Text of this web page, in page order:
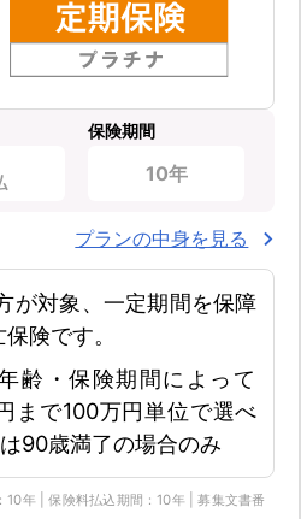
保険期間
10年
プランの中身を見る
が対象、一定期間を保障
険です。
齢・保険期間によって
まで100万円単位で選べ
90歳満了の場合のみ
年 | 保険料払込期間：10年 | 募集文書番